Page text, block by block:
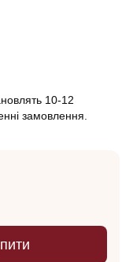
10-12
замовлення.